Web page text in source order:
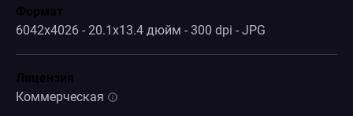
Формат
6042x4026 - 20.1x13.4 дюйм - 300 dpi - JPG
Лицензия
Коммерческая